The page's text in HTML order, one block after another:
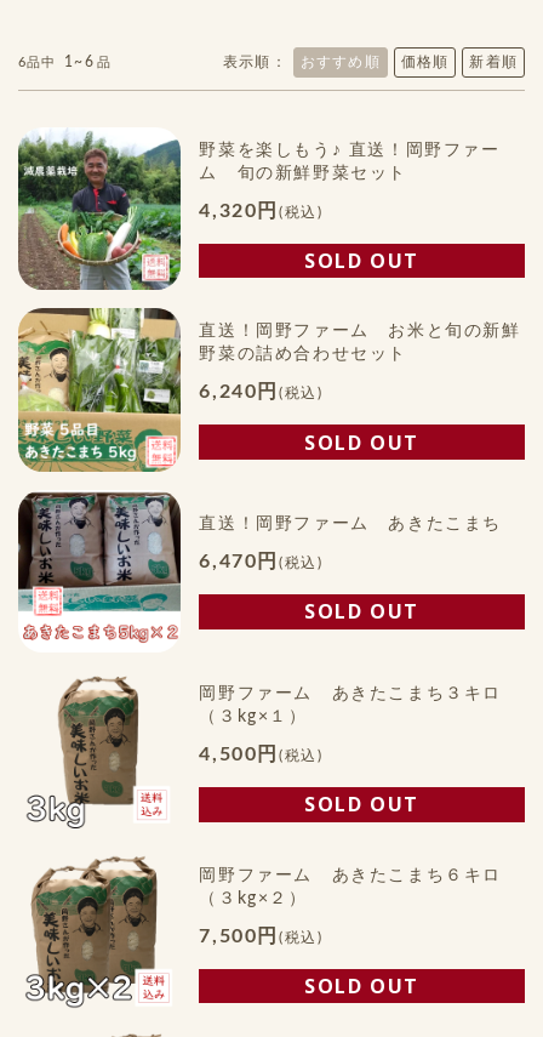
6品中 1~6 品 表示順： おすすめ順 価格順 新着順
野菜を楽しもう♪ 直送！岡野ファー
ム 旬の新鮮野菜セット
4,320円 (税込)
SOLD OUT
直送！岡野ファーム お米と旬の新鮮
野菜の詰め合わせセット
6,240円 (税込)
SOLD OUT
直送！岡野ファーム あきたこまち
6,470円 (税込)
SOLD OUT
岡野ファーム あきたこまち３キロ
（３kg×１）
4,500円 (税込)
SOLD OUT
岡野ファーム あきたこまち６キロ
（３kg×２）
7,500円 (税込)
SOLD OUT